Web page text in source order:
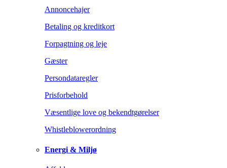
Annoncehajer
Betaling og kreditkort
Forpagtning og leje
Gæster
Persondataregler
Prisforbehold
Væsentlige love og bekendtgørelser
Whistleblowerordning
Energi & Miljø